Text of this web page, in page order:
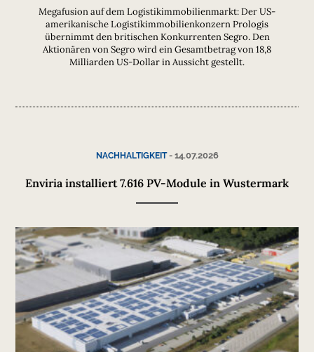
Megafusion auf dem Logistikimmobilienmarkt: Der US-
amerikanische Logistikimmobilienkonzern Prologis
übernimmt den britischen Konkurrenten Segro. Den
Aktionären von Segro wird ein Gesamtbetrag von 18,8
Milliarden US-Dollar in Aussicht gestellt.
NACHHALTIGKEIT- 14.07.2026
Enviria installiert 7.616 PV-Module in Wustermark